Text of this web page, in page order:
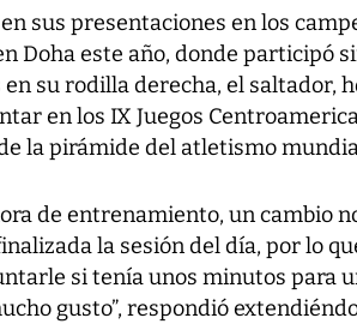
sus presentaciones en los
Doha este año, donde participó
su rodilla derecha, el saltador,
en los IX Juegos
la pirámide del atletismo
de entrenamiento, un cambio
la sesión del día, por lo
si tenía unos minutos para
gusto”, respondió